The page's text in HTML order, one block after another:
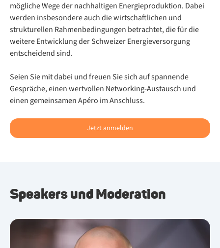
mögliche Wege der nachhaltigen Energieproduktion. Dabei
werden insbesondere auch die wirtschaftlichen und
strukturellen Rahmenbedingungen betrachtet, die für die
weitere Entwicklung der Schweizer Energieversorgung
entscheidend sind.
Seien Sie mit dabei und freuen Sie sich auf spannende
Gespräche, einen wertvollen Networking-Austausch und
einen gemeinsamen Apéro im Anschluss.
Jetzt anmelden
Spea­kers und Mo­dera­ti­on